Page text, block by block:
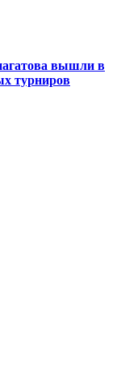
вышли в
турниров